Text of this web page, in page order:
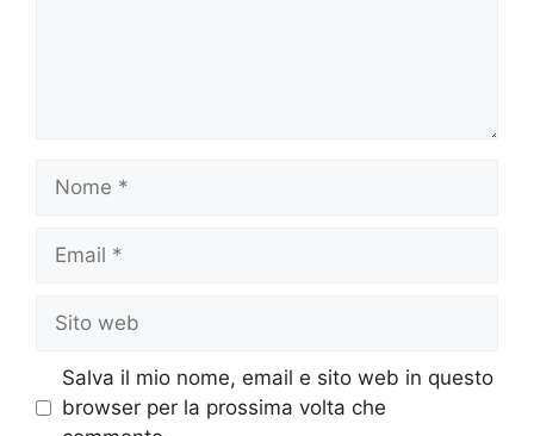
web
Salva il mio nome, email e sito web in questo
browser per la prossima volta che